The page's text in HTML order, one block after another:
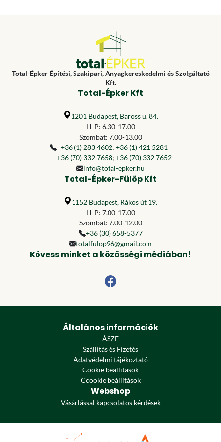
Total-Épker Építési, Szakipari, Anyagkereskedelmi és Szolgáltató
Kft.
Total-Épker Kft
1201 Budapest, Baross u. 84.
H-P: 6.30-17.00
Szombat: 7.00-13.00
+36 (1) 283 4602; +36 (1) 421 5281
+36 (70) 332 7658; +36 (70) 332 7652
info@total-epker.hu
Total-Épker-Fülöp Kft
1152 Budapest, Rákos út 19.
H-P: 7.00-17.00
Szombat: 7.00-12.00
+36 (30) 658-5377
totalfulop96@gmail.com
Kövess minket a közösségi médiában!
Általános információk
ÁSZF
Szállítás és Fizetés
Adatvédelmi tájékoztató
Cookie beállítások
Ccookie beállítások
Webshop
Vásárlással kapcsolatos kérdések